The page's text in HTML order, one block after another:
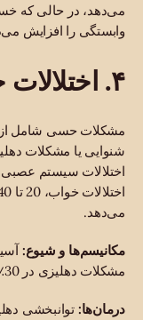
می‌دهد، در حالی که
وابستگی را افزایش
۴. اختلالات حسی و خودکار
مشکلات حسی شامل از
شنوایی یا مشکلات
اختلالات سیستم
می‌دهد.
مکانیسم‌ها و شیوع:
مشکلات دهلیزی در 30٪ موارد پس از ضربه مغزی ادامه می‌یابد.
درمان‌ها: توانبخشی